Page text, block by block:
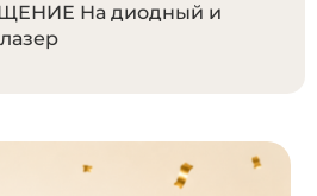
На диодный и